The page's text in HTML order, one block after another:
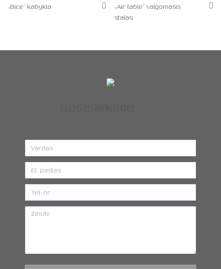
„Bice” kabykla
„Air table” valgomasis
stalas